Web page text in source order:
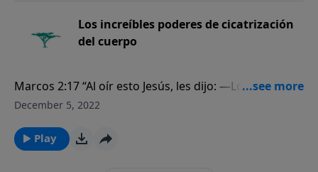
Los increíbles poderes de cicatrización
del cuerpo
Marcos 2:17 “Al oír esto Jesús, les dijo: —Los sanos no
tienen necesidad de médico, sino los enfermos. No
December 5, 2022
Play